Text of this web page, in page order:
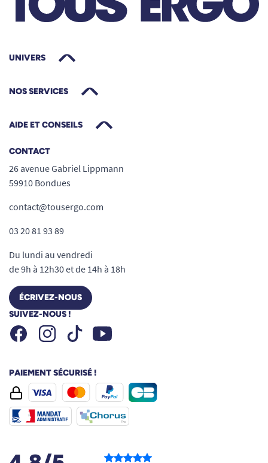
UNIVERS
NOS SERVICES
AIDE ET CONSEILS
CONTACT
26 avenue Gabriel Lippmann
59910 Bondues
contact@tousergo.com
03 20 81 93 89
Du lundi au vendredi
de 9h à 12h30 et de 14h à 18h
ÉCRIVEZ-NOUS
SUIVEZ-NOUS !
FacebookInstagramTiktok Youtube
PAIEMENT SÉCURISÉ !